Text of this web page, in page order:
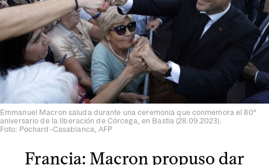
Emmanuel Macron saluda durante una ceremonia que conmemora el 80º
aniversario de la liberación de Córcega, en Bastia (28.09.2023).
Foto: Pochard-Casabianca, AFP
Francia: Macron propuso dar